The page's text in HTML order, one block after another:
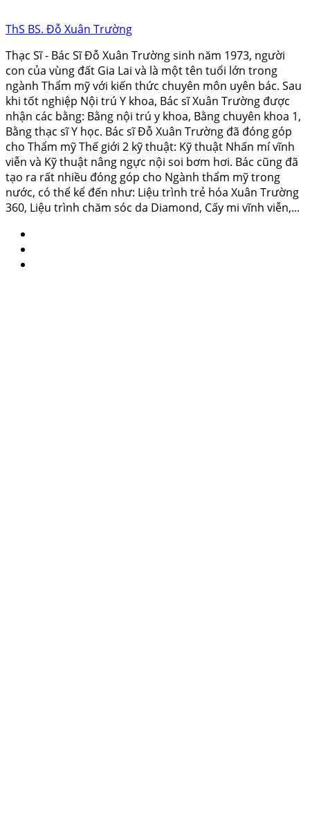
ThS BS. Đỗ Xuân Trường
Thạc Sĩ - Bác Sĩ Đỗ Xuân Trường sinh năm 1973, người
con của vùng đất Gia Lai và là một tên tuổi lớn trong
ngành Thẩm mỹ với kiến thức chuyên môn uyên bác. Sau
khi tốt nghiệp Nội trú Y khoa, Bác sĩ Xuân Trường được
nhận các bằng: Bằng nội trú y khoa, Bằng chuyên khoa 1,
Bằng thạc sĩ Y học. Bác sĩ Đỗ Xuân Trường đã đóng góp
cho Thẩm mỹ Thế giới 2 kỹ thuật: Kỹ thuật Nhấn mí vĩnh
viễn và Kỹ thuật nâng ngực nội soi bơm hơi. Bác cũng đã
tạo ra rất nhiều đóng góp cho Ngành thẩm mỹ trong
nước, có thể kể đến như: Liệu trình trẻ hóa Xuân Trường
360, Liệu trình chăm sóc da Diamond, Cấy mi vĩnh viễn,...